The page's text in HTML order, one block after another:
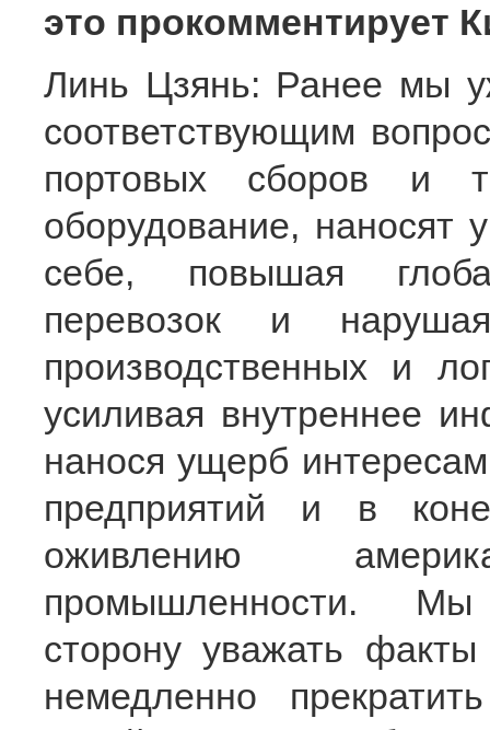
это прокомментирует
Линь Цзянь: Ранее мы
соответствующим
портовых сборов и
оборудование, наносят
себе, повышая
перевозок и
производственных и
усиливая внутреннее
нанося ущерб
предприятий и в
оживлению
промышленности.
сторону уважать
немедленно